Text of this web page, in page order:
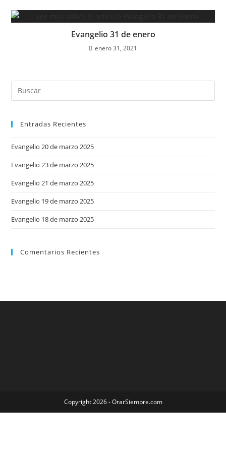
Evangelio 31 de enero
enero 31, 2021
Entradas Recientes
Evangelio 20 de marzo 2025
Evangelio 23 de marzo 2025
Evangelio 21 de marzo 2025
Evangelio 19 de marzo 2025
Evangelio 18 de marzo 2025
Comentarios Recientes
Copyright 2026 - OrarSiempre.com